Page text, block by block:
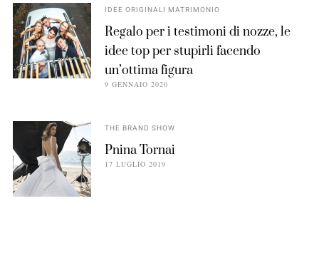
IDEE ORIGINALI MATRIMONIO
Regalo per i testimoni di nozze, le
idee top per stupirli facendo
un’ottima figura
9 GENNAIO 2020
THE BRAND SHOW
Pnina Tornai
17 LUGLIO 2019